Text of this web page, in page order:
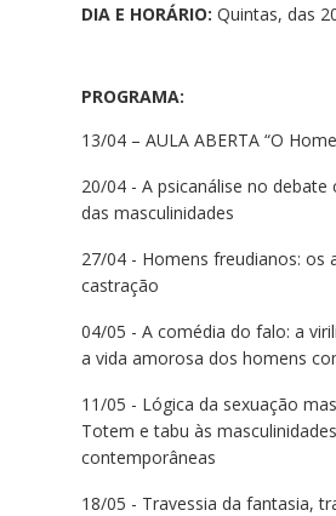
DIA E HORÁRIO:Quintas, das
PROGRAMA:
13/04 – AULA ABERTA “O
20/04 - A psicanálise no
das masculinidades
27/04 - Homens freudianos: os
castração
04/05 - A comédia do falo: a
a vida amorosa dos homens
11/05 - Lógica da sexuação
Totem e tabu às masculinidades
contemporâneas
18/05 - Travessia da fantasia,